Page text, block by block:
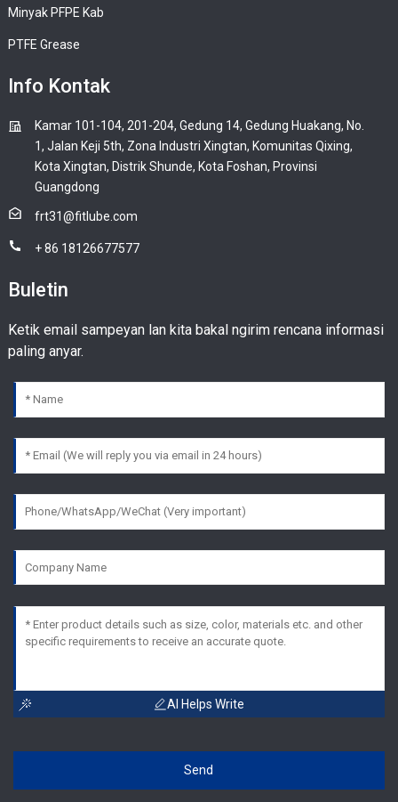
Minyak PFPE Kab
PTFE Grease
Info Kontak
Kamar 101-104, 201-204, Gedung 14, Gedung Huakang, No.
1, Jalan Keji 5th, Zona Industri Xingtan, Komunitas Qixing,
Kota Xingtan, Distrik Shunde, Kota Foshan, Provinsi
Guangdong
frt31@fitlube.com
+ 86 18126677577
Buletin
Ketik email sampeyan lan kita bakal ngirim rencana informasi
paling anyar.
AI Helps Write
Send